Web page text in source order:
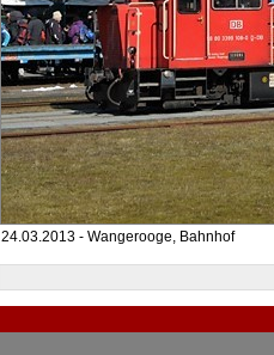
24.03.2013 - Wangerooge, Bahnhof